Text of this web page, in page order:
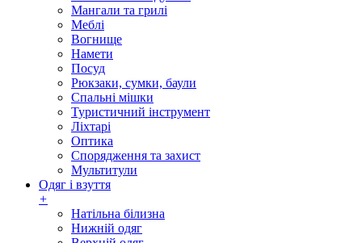
Мангали та грилі
Меблі
Вогнище
Намети
Посуд
Рюкзаки, сумки, баули
Спальні мішки
Туристичний інструмент
Ліхтарі
Оптика
Спорядження та захист
Мультитули
Одяг і взуття
+
Натільна білизна
Нижній одяг